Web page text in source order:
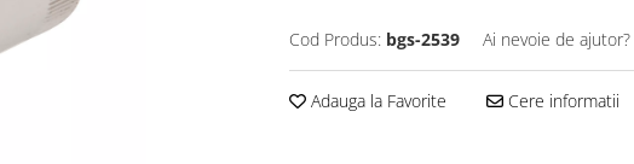
Cod Produs: bgs-2539 Ai nevoie de ajutor?
Adauga la Favorite Cere informatii